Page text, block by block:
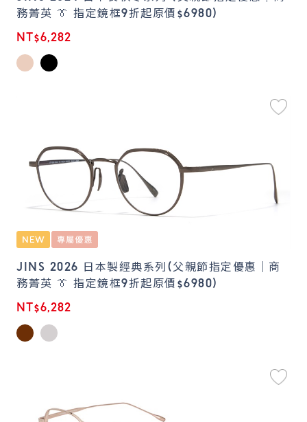
務菁英 👔 指定鏡框9折起原價$6980)
NT$6,282
JINS 2026 日本製經典系列(父親節指定優惠｜商
務菁英 👔 指定鏡框9折起原價$6980)
NT$6,282